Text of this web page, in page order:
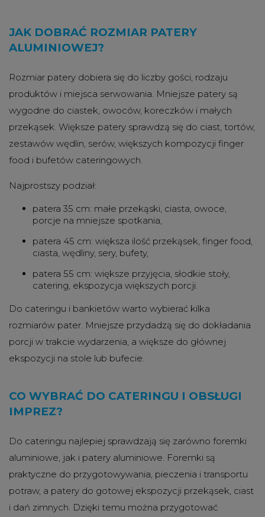
JAK DOBRAĆ ROZMIAR PATERY
ALUMINIOWEJ?
Rozmiar patery dobiera się do liczby gości, rodzaju
produktów i miejsca serwowania. Mniejsze patery są
wygodne do ciastek, owoców, koreczków i małych
przekąsek. Większe patery sprawdzą się do ciast, tortów,
zestawów wędlin, serów, większych kompozycji finger
food i bufetów cateringowych.
Najprostszy podział:
patera 35 cm: małe przekąski, ciasta, owoce,
porcje na mniejsze spotkania,
patera 45 cm: większa ilość przekąsek, finger food,
ciasta, wędliny, sery, bufety,
patera 55 cm: większe przyjęcia, słodkie stoły,
catering, ekspozycja większych porcji.
Do cateringu i bankietów warto wybierać kilka
rozmiarów pater. Mniejsze przydadzą się do dokładania
porcji w trakcie wydarzenia, a większe do głównej
ekspozycji na stole lub bufecie.
CO WYBRAĆ DO CATERINGU I OBSŁUGI
IMPREZ?
Do cateringu najlepiej sprawdzają się zarówno foremki
aluminiowe, jak i patery aluminiowe. Foremki są
praktyczne do przygotowywania, pieczenia i transportu
potraw, a patery do gotowej ekspozycji przekąsek, ciast
i dań zimnych. Dzięki temu można przygotować